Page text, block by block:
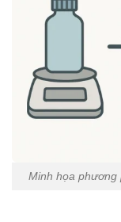
Minh họa phương